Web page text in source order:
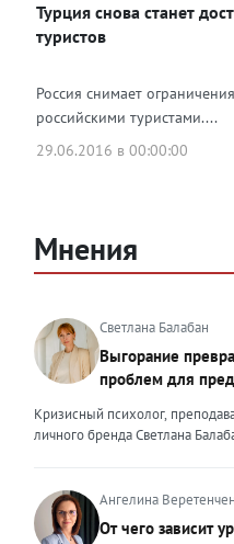
Турция снова станет
туристов
Россия снимает
российскими туристами....
29.06.2016 в 00:00:00
Мнения
Светлана Балабан
Выгорание
проблем для
Кризисный психолог,
личного бренда Светлана
проблемой, однако выгорание
отличается от выгорания у
сотрудник может уйти на
Ангелина
От чего зависит